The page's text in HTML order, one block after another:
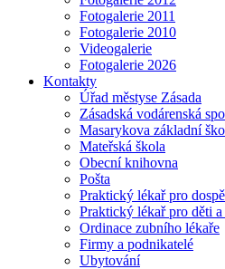
Fotogalerie 2011
Fotogalerie 2010
Videogalerie
Fotogalerie 2026
Kontakty
Úřad městyse Zásada
Zásadská vodárenská
Masarykova základní
Mateřská škola
Obecní knihovna
Pošta
Praktický lékař pro
Praktický lékař pro děti a
Ordinace zubního lékaře
Firmy a podnikatelé
Ubytování